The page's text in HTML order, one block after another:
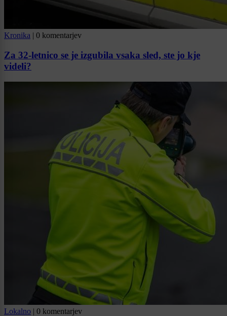
Kronika | 0 komentarjev
Za 32-letnico se je izgubila vsaka sled, ste jo kje
videli?
Lokalno | 0 komentarjev